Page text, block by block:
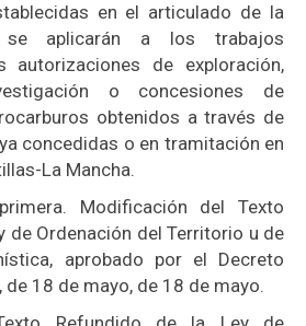
en el articulado de la
se aplicarán a los trabajos
autorizaciones de exploración,
o concesiones de
obtenidos a través de
concedidas o en tramitación en
La Mancha.
Modificación del Texto
de Ordenación del Territorio u de
aprobado por el Decreto
18 de mayo, de 18 de mayo.